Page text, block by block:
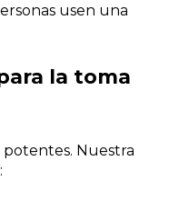
usen una
la toma
potentes. Nuestra